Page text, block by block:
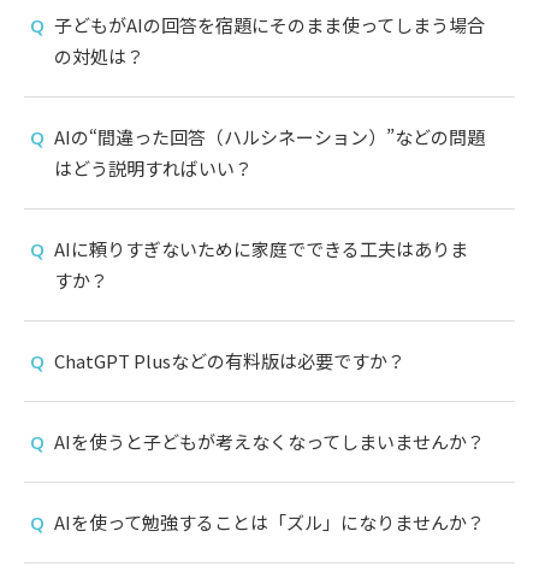
子どもがAIの回答を宿題にそのまま使ってしまう場合
の対処は？
AIの“間違った回答（ハルシネーション）”などの問題
はどう説明すればいい？
AIに頼りすぎないために家庭でできる工夫はありま
すか？
ChatGPT Plusなどの有料版は必要ですか？
AIを使うと子どもが考えなくなってしまいませんか？
AIを使って勉強することは「ズル」になりませんか？